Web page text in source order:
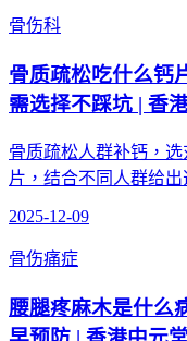
骨伤科
骨质疏松吃什么钙
需选择不踩坑 | 香
骨质疏松人群补钙，
片，结合不同人群给
2025-12-09
骨伤痛症
腰腿疼麻木是什么